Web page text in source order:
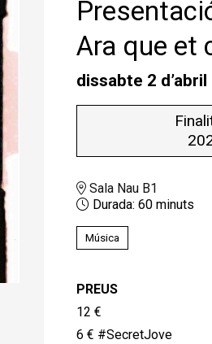
Ara que et
dissabte 2 d’abril
Sala Nau B1
Durada: 60 minuts
Música
PREUS
12 €
6 € #SecretJove